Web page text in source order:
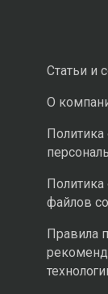
Статьи и
О
Политика
Политика
файлов
Правила